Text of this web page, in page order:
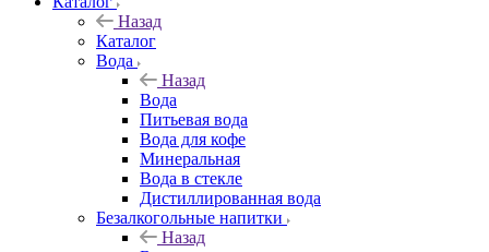
Назад
Каталог
Вода
Назад
Вода
Питьевая вода
Вода для кофе
Минеральная
Вода в стекле
Дистиллированная вода
Безалкогольные напитки
Назад